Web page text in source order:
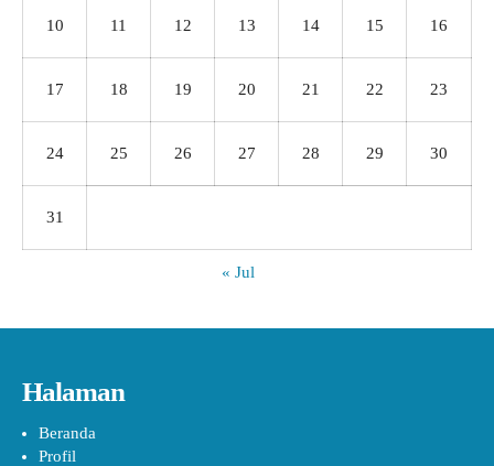
10 11 12 13 14 15 16
17 18 19 20 21 22 23
24 25 26 27 28 29 30
31
« Jul
Halaman
Beranda
Profil